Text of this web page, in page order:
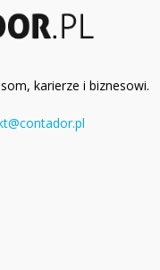
karierze i biznesowi.